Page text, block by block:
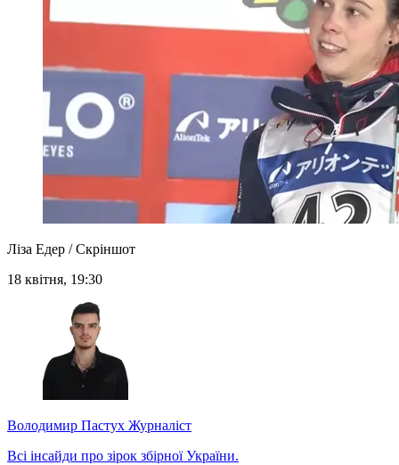
Ліза Едер / Скріншот
18 квітня, 19:30
Володимир Пастух Журналіст
Всі інсайди про зірок збірної України.